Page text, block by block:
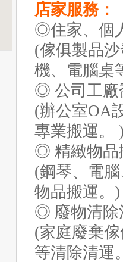
店家服務：
◎住家、個
(傢俱製品
機、電腦桌
◎ 公司工
(辦公室OA
專業搬運。
◎ 精緻物品
(鋼琴、電
物品搬運。)
◎ 廢物清除
(家庭廢棄
等清除清運